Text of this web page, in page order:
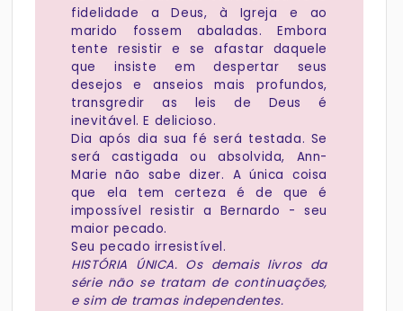
fidelidade a Deus, à Igreja e ao
marido fossem abaladas. Embora
tente resistir e se afastar daquele
que insiste em despertar seus
desejos e anseios mais profundos,
transgredir as leis de Deus é
inevitável. E delicioso.
Dia após dia sua fé será testada. Se
será castigada ou absolvida, Ann-
Marie não sabe dizer. A única coisa
que ela tem certeza é de que é
impossível resistir a Bernardo - seu
maior pecado.
Seu pecado irresistível.
HISTÓRIA ÚNICA. Os demais livros da
série não se tratam de continuações,
e sim de tramas independentes.